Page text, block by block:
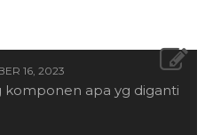
16, 2023
apa yg diganti